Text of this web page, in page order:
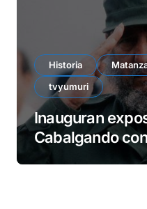
Historia
tvyumuri
Inauguran
Cabalgando